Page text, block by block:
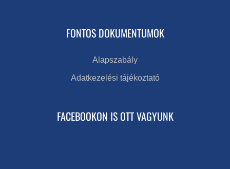
FONTOS DOKUMENTUMOK
Alapszabály
Adatkezelési tájékoztató
FACEBOOKON IS OTT VAGYUNK